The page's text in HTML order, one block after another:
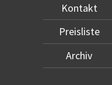
Kontakt
Preisliste
Archiv